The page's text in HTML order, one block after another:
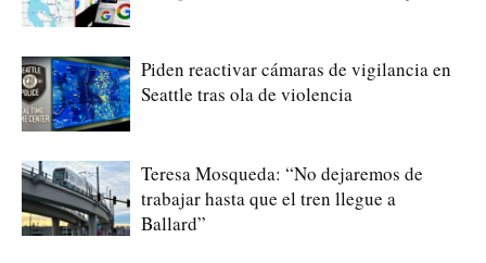
Piden reactivar cámaras de vigilancia en
Seattle tras ola de violencia
Teresa Mosqueda: “No dejaremos de
trabajar hasta que el tren llegue a
Ballard”